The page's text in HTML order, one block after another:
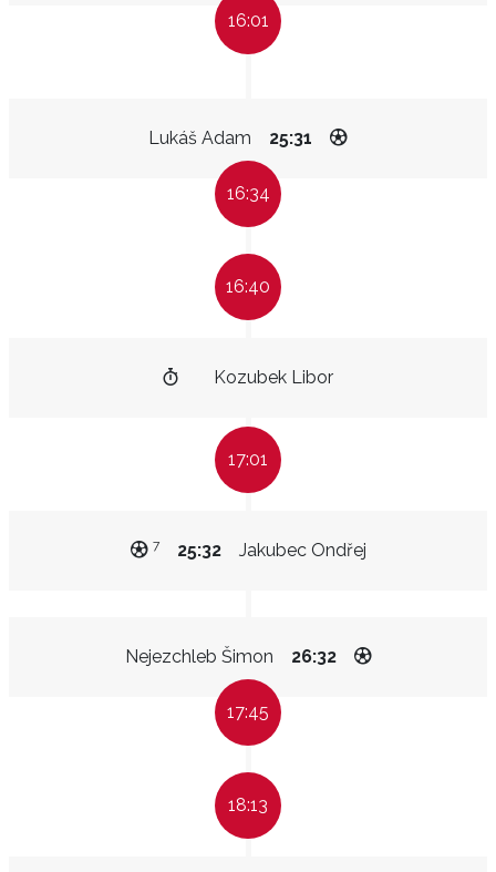
16:01
Lukáš Adam 25:31
16:34
16:40
Kozubek Libor
17:01
Jakubec Ondřej
25:32
7
Nejezchleb Šimon 26:32
17:45
18:13